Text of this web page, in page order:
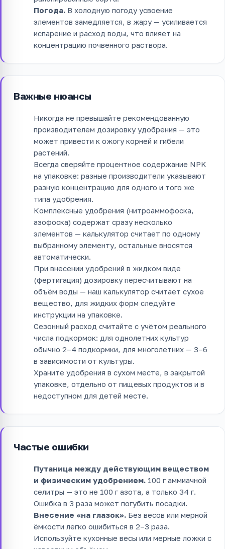
Погода. В холодную погоду усвоение
элементов замедляется, в жару — усиливается
испарение и расход воды, что влияет на
концентрацию почвенного раствора.
Важные нюансы
Никогда не превышайте рекомендованную
производителем дозировку удобрения — это
может привести к ожогу корней и гибели
растений.
Всегда сверяйте процентное содержание NPK
на упаковке: разные производители указывают
разную концентрацию для одного и того же
типа удобрения.
Комплексные удобрения (нитроаммофоска,
азофоска) содержат сразу несколько
элементов — калькулятор считает по одному
выбранному элементу, остальные вносятся
автоматически.
При внесении удобрений в жидком виде
(фертигация) дозировку пересчитывают на
объём воды — наш калькулятор считает сухое
вещество, для жидких форм следуйте
инструкции на упаковке.
Сезонный расход считайте с учётом реального
числа подкормок: для однолетних культур
обычно 2–4 подкормки, для многолетних — 3–6
в зависимости от культуры.
Храните удобрения в сухом месте, в закрытой
упаковке, отдельно от пищевых продуктов и в
недоступном для детей месте.
Частые ошибки
Путаница между действующим веществом
и физическим удобрением. 100 г аммиачной
селитры — это не 100 г азота, а только 34 г.
Ошибка в 3 раза может погубить посадки.
Внесение «на глазок». Без весов или мерной
ёмкости легко ошибиться в 2–3 раза.
Используйте кухонные весы или мерные ложки с